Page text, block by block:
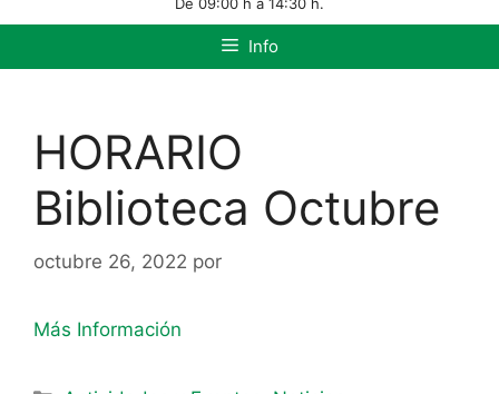
Info
HORARIO
Biblioteca Octubre
octubre 26, 2022 por
Más Información